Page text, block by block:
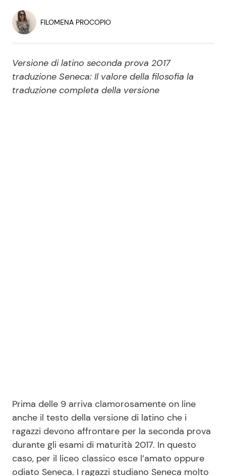
Economia
Persone Scomparse
Politica Reality e Talent
Soap Opera
Viaggi e Turismo
Festività
Ricette Feste
Ricette per Bambini
FILOMENA PROCOPIO
Versione di latino seconda prova 2017
traduzione Seneca: Il valore della filosofia la
traduzione completa della versione
Prima delle 9 arriva clamorosamente on line
anche il testo della versione di latino che i
ragazzi devono affrontare per la seconda prova
durante gli esami di maturità 2017. In questo
caso, per il liceo classico esce l’amato oppure
odiato Seneca. I ragazzi studiano Seneca molto